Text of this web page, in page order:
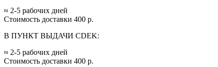
≈ 2-5 рабочих дней
Стоимость доставки 400 р.
В ПУНКТ ВЫДАЧИ CDEK:
≈ 2-5 рабочих дней
Стоимость доставки 400 р.